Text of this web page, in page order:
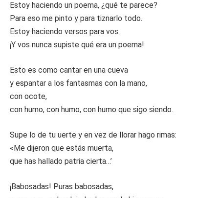
Estoy haciendo un poema, ¿qué te parece?
Para eso me pinto y para tiznarlo todo.
Estoy haciendo versos para vos.
¡Y vos nunca supiste qué era un poema!
Esto es como cantar en una cueva
y espantar a los fantasmas con la mano,
con ocote,
con humo, con humo, con humo que sigo siendo.
Supe lo de tu uerte y en vez de llorar hago rimas:
«Me dijeron que estás muerta,
que has hallado patria cierta…’
¡Babosadas! Puras babosadas,